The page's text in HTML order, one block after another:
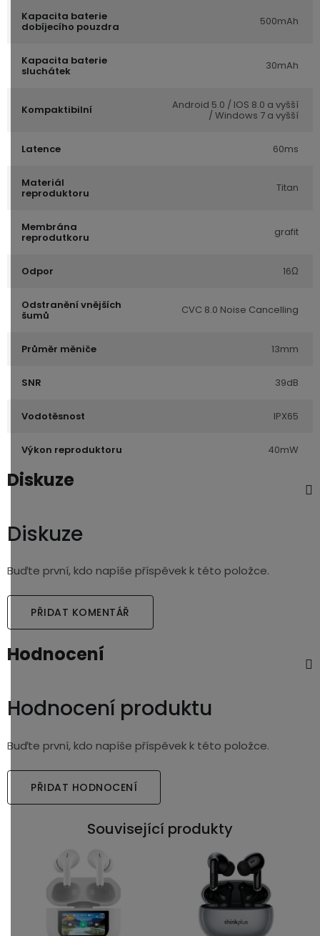
Kapacita baterie
dobíjecího pouzdra 500mAh
Kapacita baterie
sluchátek 30mAh
Kompaktibilní Android 5.0 / IOS 8.0 a vyšší
/ Windows 7 a vyšší
Latence 60ms
Materiál
reproduktoru Titan
Membrána
reprodutkoru grafit
Odpor 16Ω
Odstranění vnějších
šumů CVC 8.0 Noise Cancelling
Průměr měniče 13mm
SNR 39dB
Vodotěsnost IPX65
Výkon reproduktoru 40mW
Diskuze
Diskuze
Buďte první, kdo napíše příspěvek k této položce.
PŘIDAT KOMENTÁŘ
Hodnocení
Hodnocení produktu
Buďte první, kdo napíše příspěvek k této položce.
PŘIDAT HODNOCENÍ
Související produkty